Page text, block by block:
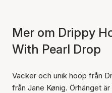
Mer om Drippy
With Pearl Drop
Vacker och unik hoop från
från Jane Kønig. Örhänget